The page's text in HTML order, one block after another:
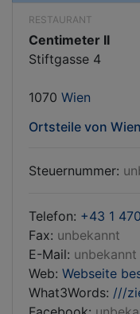
RESTAURANT
Centimeter II
Stiftgasse 4
1070 Wien
Ortsteile von
Steuernummer:
Telefon: +43 1
Fax: unbekannt
E-Mail: unbekannt
Web: Webseite
What3Words: ///